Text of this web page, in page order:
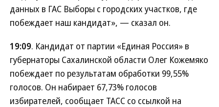
данных в ГАС Выборы с городских участков, где
побеждает наш кандидат», — сказал он.
19:09. Кандидат от партии «Единая Россия» в
губернаторы Сахалинской области Олег Кожемяко
побеждает по результатам обработки 99,55%
голосов. Он набирает 67,73% голосов
избирателей, сообщает ТАСС со ссылкой на